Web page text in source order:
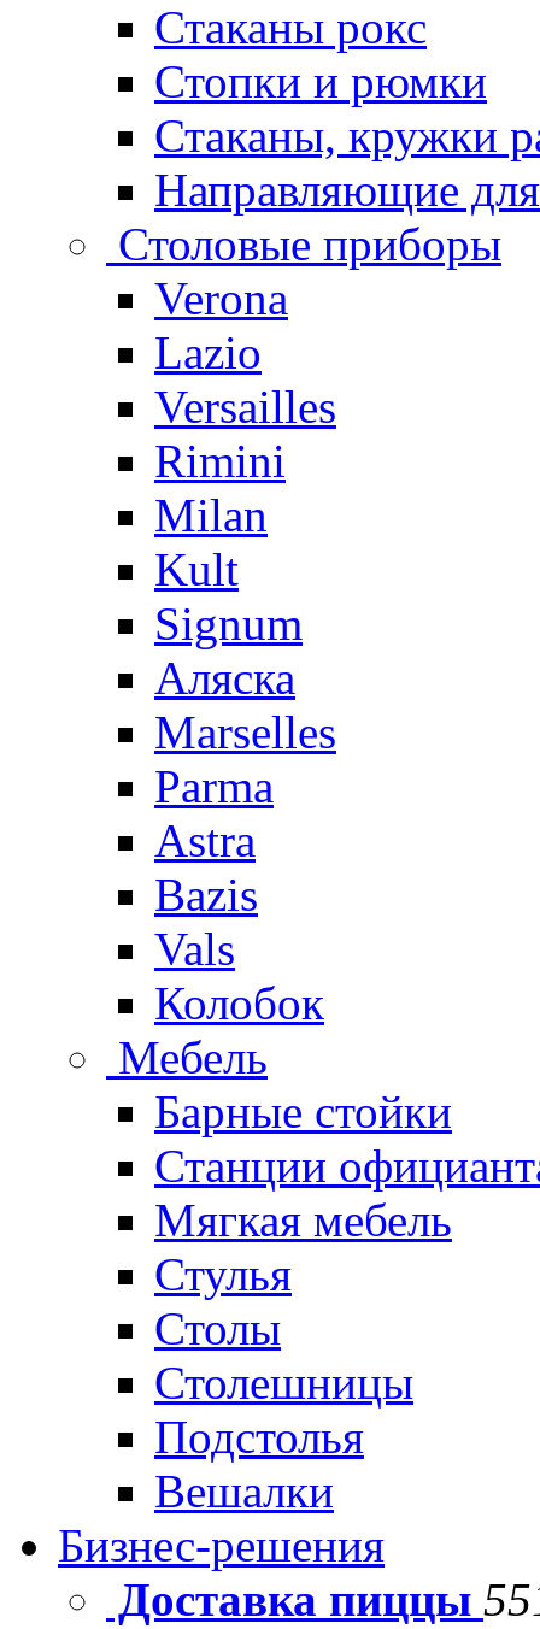
Стаканы рокс
Стопки и рюмки
Стаканы, кружки
Направляющие
Столовые приборы
Verona
Lazio
Versailles
Rimini
Milan
Kult
Signum
Аляска
Marselles
Parma
Astra
Bazis
Vals
Колобок
Мебель
Барные стойки
Станции
Мягкая мебель
Стулья
Столы
Столешницы
Подстолья
Вешалки
Бизнес-решения
Доставка пиццы